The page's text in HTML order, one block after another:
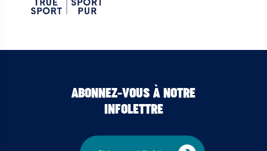
ABONNEZ-VOUS À NOTRE
INFOLETTRE